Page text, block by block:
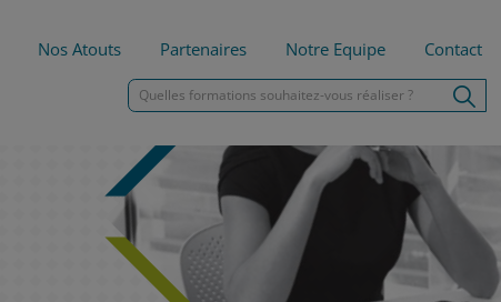
Nos Atouts Partenaires Notre Equipe Contact